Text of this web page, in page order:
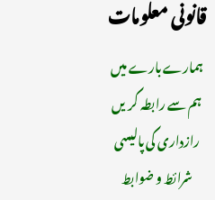
قانونی معلومات
ہمارے بارے میں
ہم سے رابطہ کریں
رازداری کی پالیسی
شرائط و ضوابط